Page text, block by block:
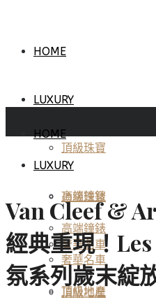
HOME
LUXURY
頂級珠寶
高端鐘錶
奢華名車
頂級地產
HOME
LUXURY
頂級珠寶
高端鐘錶
奢華名車
頂級地產
Van Cleef &
經典重現！
氛系列歲末綻